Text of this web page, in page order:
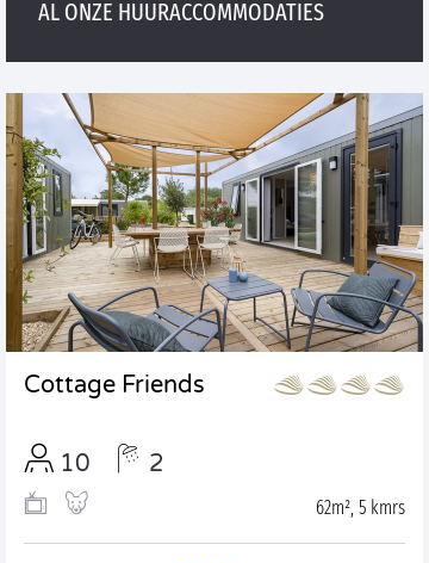
AL ONZE HUURACCOMMODATIES
Cottage Friends
10 2
62m², 5 kmrs